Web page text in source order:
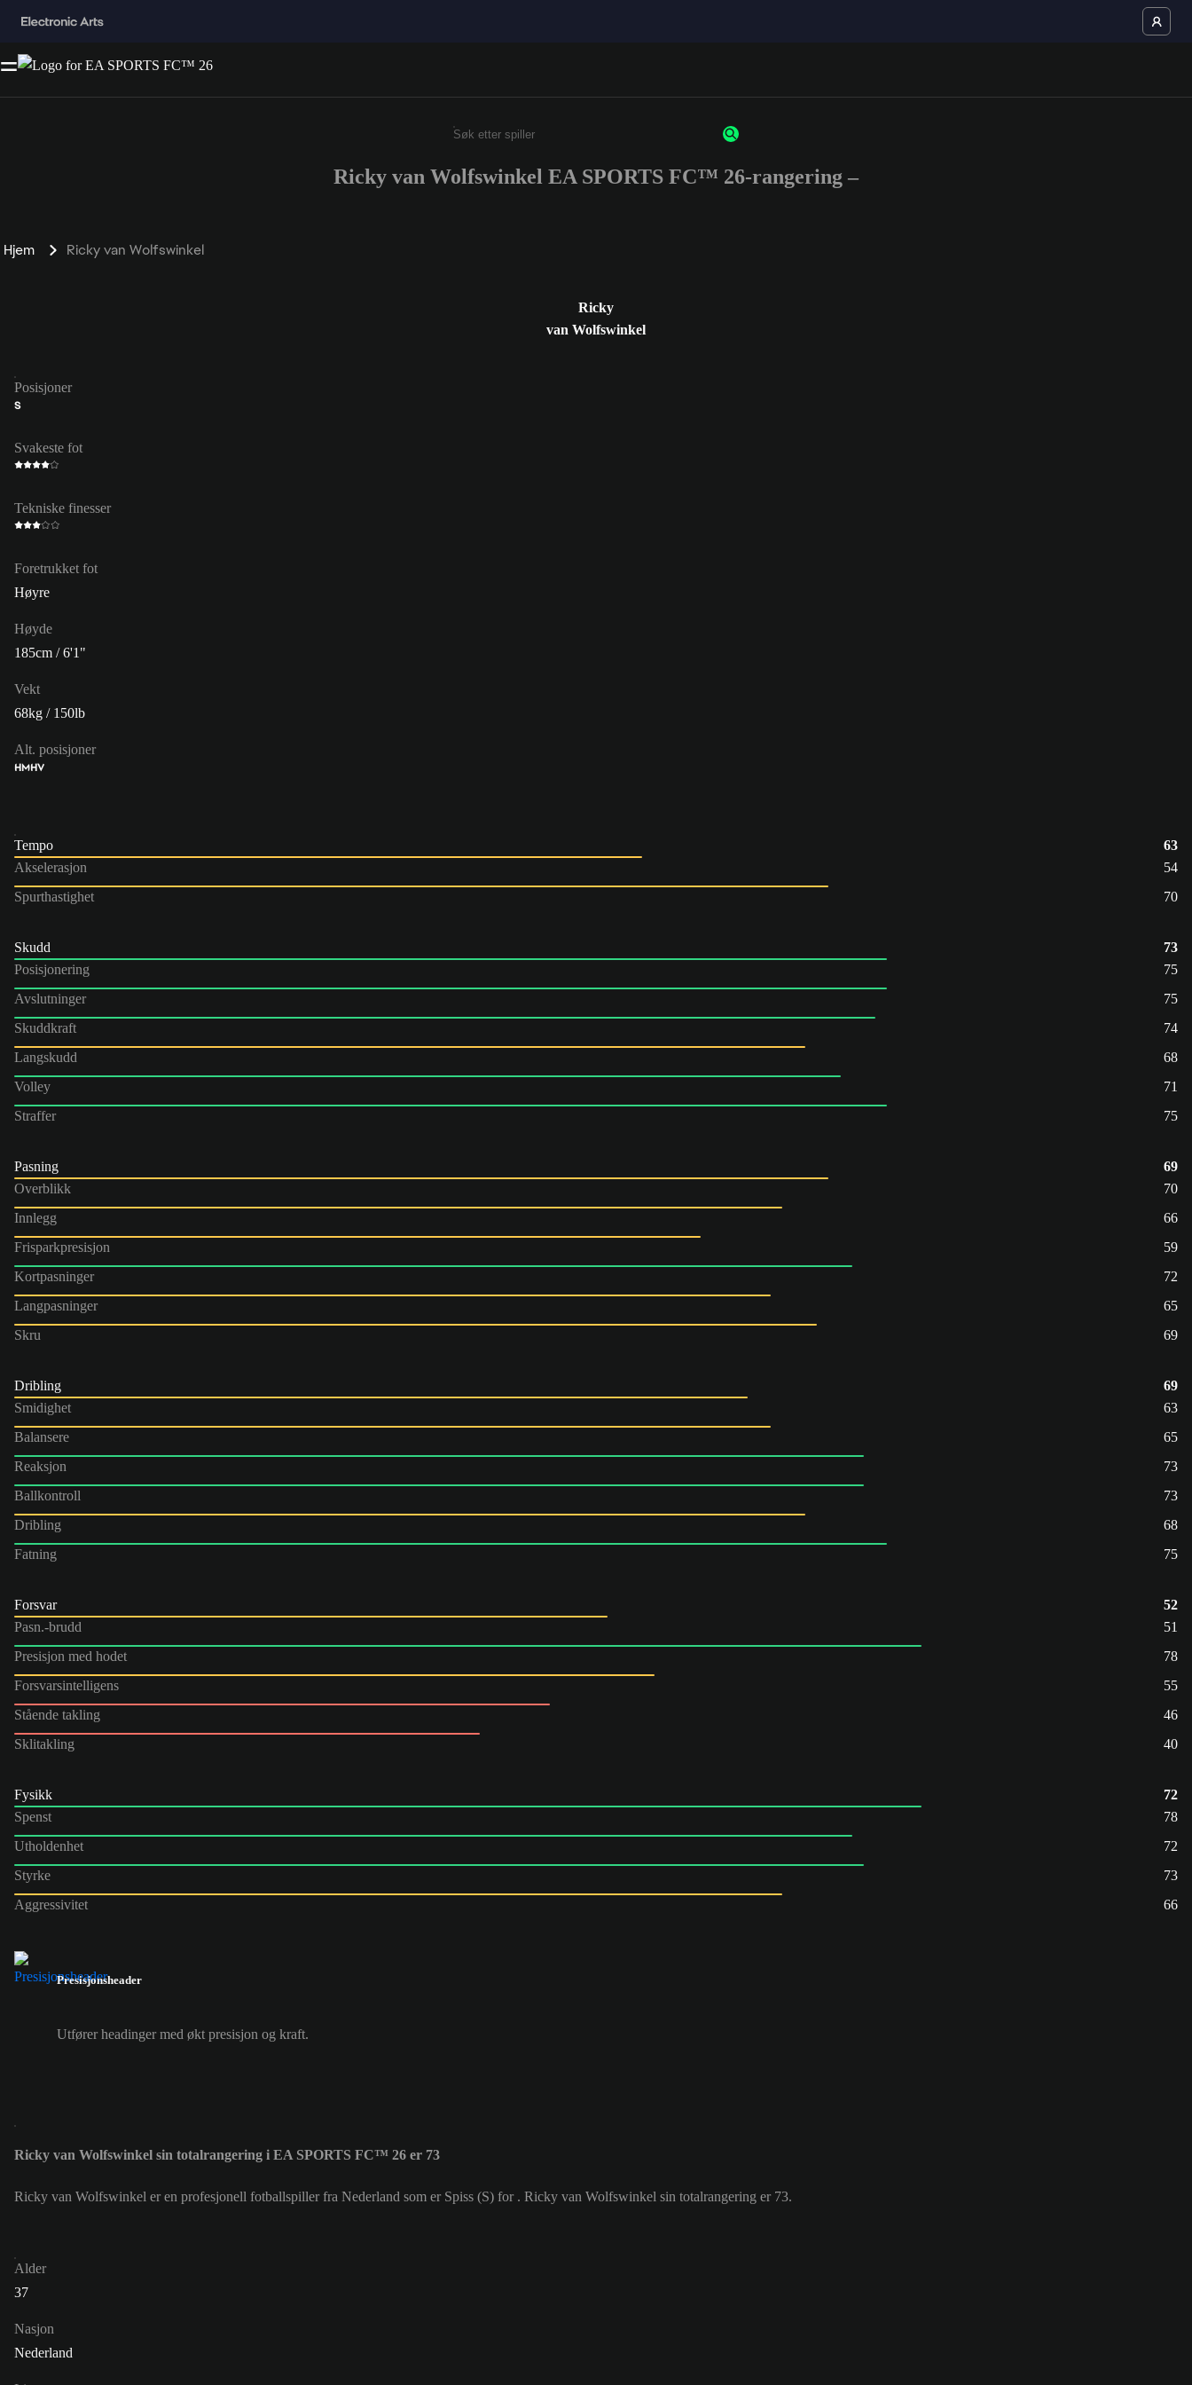
Enter a minimum of 3 characters or numbers
Ricky van Wolfswinkel EA SPORTS FC™ 26-rangering –
Hjem Ricky van Wolfswinkel
Ricky
van Wolfswinkel
Posisjoner
S
Svakeste fot
Tekniske finesser
Foretrukket fot
Høyre
Høyde
185cm / 6'1"
Vekt
68kg / 150lb
Alt. posisjoner
HMHV
Tempo
63
Akselerasjon
54
Spurthastighet
70
Skudd
73
Posisjonering
75
Avslutninger
75
Skuddkraft
74
Langskudd
68
Volley
71
Straffer
75
Pasning
69
Overblikk
70
Innlegg
66
Frisparkpresisjon
59
Kortpasninger
72
Langpasninger
65
Skru
69
Dribling
69
Smidighet
63
Balansere
65
Reaksjon
73
Ballkontroll
73
Dribling
68
Fatning
75
Forsvar
52
Pasn.-brudd
51
Presisjon med hodet
78
Forsvarsintelligens
55
Stående takling
46
Sklitakling
40
Fysikk
72
Spenst
78
Utholdenhet
72
Styrke
73
Aggressivitet
66
Presisjonsheader
Utfører headinger med økt presisjon og kraft.
Ricky van Wolfswinkel sin totalrangering i EA SPORTS FC™ 26 er 73
Ricky van Wolfswinkel er en profesjonell fotballspiller fra Nederland som er Spiss (S) for . Ricky van Wolfswinkel sin totalrangering er 73.
Alder
37
Nasjon
Nederland